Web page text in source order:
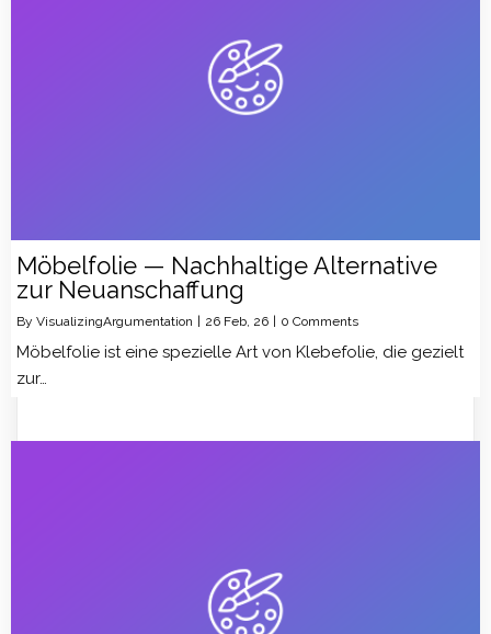
Möbelfolie — Nachhaltige Alternative
zur Neuanschaffung
By VisualizingArgumentation 26 Feb, 26 0 Comments
Möbelfolie ist eine spezielle Art von Klebefolie, die gezielt
zur…